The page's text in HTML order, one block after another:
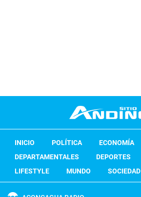
INICIO POLÍTICA ECONOMÍA
DEPARTAMENTALES
DEPORTES
LIFESTYLE
MUNDO SOCIEDAD